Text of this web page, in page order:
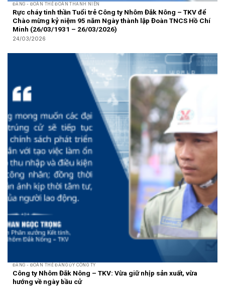
ĐẢNG - ĐOÀN THỂ ĐOÀN THANH NIÊN
Rực cháy tinh thần Tuổi trẻ Công ty Nhôm Đắk Nông – TKV để
Chào mừng kỷ niệm 95 năm Ngày thành lập Đoàn TNCS Hồ Chí
Minh (26/03/1931 – 26/03/2026)
24/03/2026
ĐẢNG - ĐOÀN THỂ ĐẢNG ỦY CÔNG TY
Công ty Nhôm Đắk Nông – TKV: Vừa giữ nhịp sản xuất, vừa
hướng về ngày bầu cử